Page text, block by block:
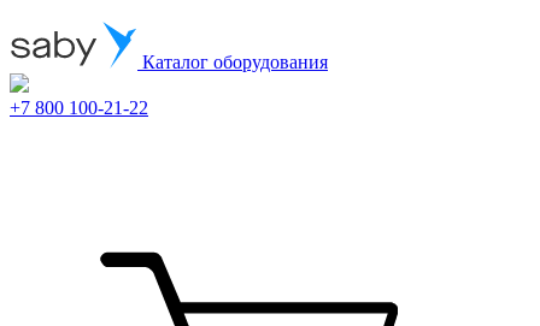
Каталог оборудования
+7 800 100-21-22